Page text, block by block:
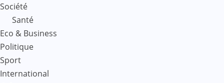
Société
Santé
Eco & Business
Politique
Sport
International